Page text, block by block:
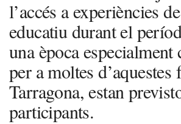
l’accés a experiències
educatiu durant el
una època especialment
per a moltes
Tarragona, estan
participants.